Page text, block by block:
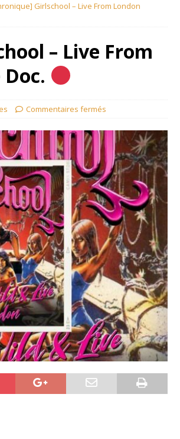
Girlschool – Live From London
– Live From
Commentaires fermés